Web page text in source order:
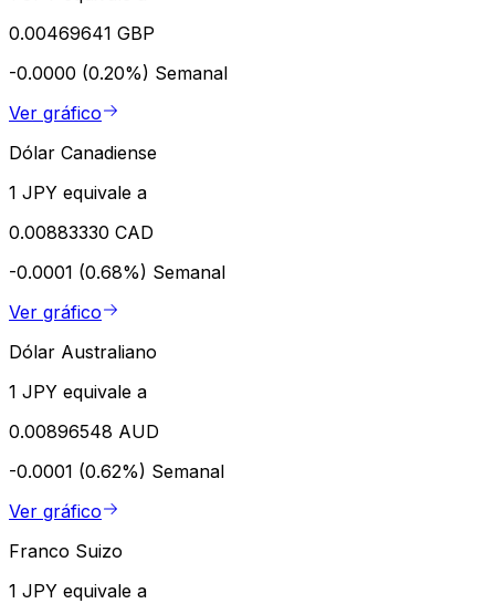
0.00469641 GBP
-0.0000 (0.20%) Semanal
Ver gráfico
Dólar Canadiense
1 JPY equivale a
0.00883330 CAD
-0.0001 (0.68%) Semanal
Ver gráfico
Dólar Australiano
1 JPY equivale a
0.00896548 AUD
-0.0001 (0.62%) Semanal
Ver gráfico
Franco Suizo
1 JPY equivale a